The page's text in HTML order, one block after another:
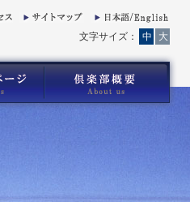
文字サイズ： 中 大